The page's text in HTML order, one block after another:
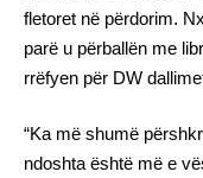
fletoret në përdorim.
parë u përballën me
rrëfyen për DW
“Ka më shumë
ndoshta është më e